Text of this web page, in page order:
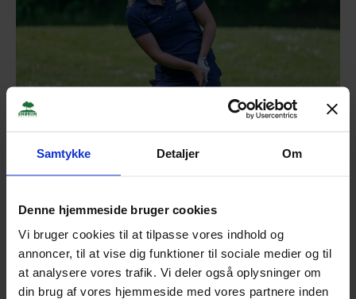
Samtykke Detaljer Om
Denne hjemmeside bruger cookies
Vi bruger cookies til at tilpasse vores indhold og
annoncer, til at vise dig funktioner til sociale medier og til
at analysere vores trafik. Vi deler også oplysninger om
din brug af vores hjemmeside med vores partnere inden
Den kun 16-årige Christina Jacobsen har ved DM Ugen i
Herning hentet en medalje af det ypperste metal til Smørum